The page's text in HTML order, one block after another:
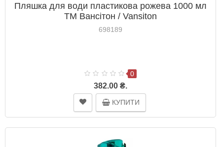
Пляшка для води пластикова рожева 1000 мл
ТМ Вансітон / Vansiton
698189
0
382.00 ₴.
КУПИТИ